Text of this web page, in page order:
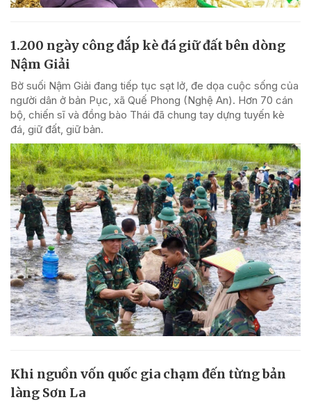
1.200 ngày công đắp kè đá giữ đất bên dòng
Nậm Giải
Bờ suối Nậm Giải đang tiếp tục sạt lở, đe dọa cuộc sống của
người dân ở bản Pục, xã Quế Phong (Nghệ An). Hơn 70 cán
bộ, chiến sĩ và đồng bào Thái đã chung tay dựng tuyến kè
đá, giữ đất, giữ bản.
Khi nguồn vốn quốc gia chạm đến từng bản
làng Sơn La